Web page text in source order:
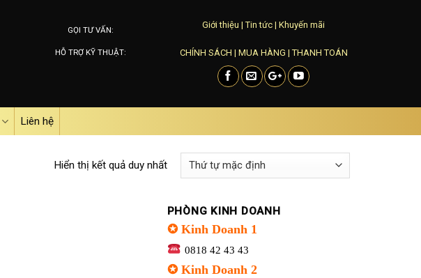
GỌI TƯ VẤN:
HỖ TRỢ KỸ THUẬT:
Giới thiệu |Tin tức | Khuyến mãi
CHÍNH SÁCH | MUA HÀNG |THANH TOÁN
Liên hệ
Hiển thị kết quả duy nhất
PHÒNG KINH DOANH
✪ Kinh Doanh 1
0818 42 43 43
✪ Kinh Doanh 2